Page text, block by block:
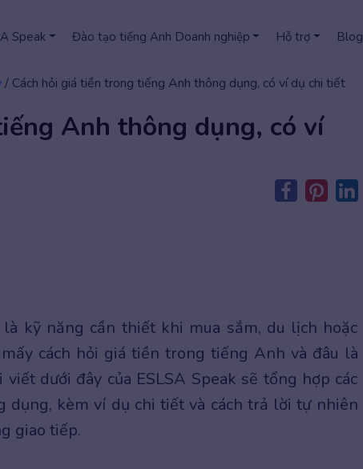
Speak Đào tạo tiếng Anh Doanh nghiệp Hỗ trợ Blog
/ Cách hỏi giá tiền trong tiếng Anh thông dụng, có ví dụ chi tiết
Anh thông dụng, có ví
kỹ năng cần thiết khi mua sắm, du lịch hoặc
cách hỏi giá tiền trong tiếng Anh và đâu là
dưới đây của ESLSA Speak sẽ tổng hợp các
dụng, kèm ví dụ chi tiết và cách trả lời tự nhiên
giao tiếp.